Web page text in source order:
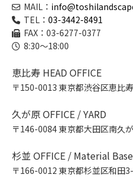
MAIL：
TEL： 03-3442-8491
FAX：03-6277-0377
8:30～18:00
恵比寿 HEAD OFFICE
〒150-0013 東京都渋谷区恵比
久が原 OFFICE / YARD
〒146-0084 東京都大田区南久
杉並 OFFICE / Material Base
〒166-0012 東京都杉並区和田